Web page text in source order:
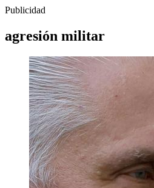
Publicidad
agresión militar